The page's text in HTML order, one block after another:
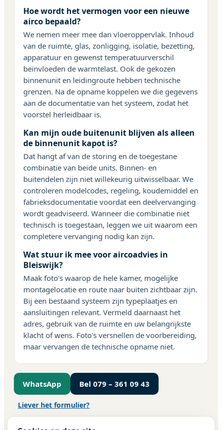
Hoe wordt het vermogen voor een nieuwe
airco bepaald?
We nemen meer mee dan vloeroppervlak. Inhoud
van de ruimte, glas, zonligging, isolatie, bezetting,
apparatuur en gewenst temperatuurverschil
beïnvloeden de warmtelast. Ook de gekozen
binnenunit en leidingroute hebben technische
grenzen. Na de opname koppelen we die gegevens
aan de documentatie van het systeem, zodat het
voorstel herleidbaar is.
Kan mijn oude buitenunit blijven als alleen
de binnenunit kapot is?
Dat hangt af van de storing en de toegestane
combinatie van beide units. Binnen- en
buitendelen zijn niet willekeurig uitwisselbaar. We
controleren modelcodes, regeling, koudemiddel en
fabrieksdocumentatie voordat een deelvervanging
wordt geadviseerd. Wanneer die combinatie niet
technisch is toegestaan, leggen we uit waarom een
completere vervanging nodig kan zijn.
Wat stuur ik mee voor aircoadvies in
Bleiswijk?
Maak foto's waarop de hele kamer, mogelijke
montagelocatie en route naar buiten zichtbaar zijn.
Bij een bestaand systeem zijn typeplaatjes en
aansluitingen relevant. Vermeld daarnaast het
adres, gebruik van de ruimte en uw belangrijkste
klacht of wens. Foto's versnellen de voorbereiding,
maar vervangen de technische opname niet.
WhatsApp Bel 079 – 361 09 43
Liever het formulier?